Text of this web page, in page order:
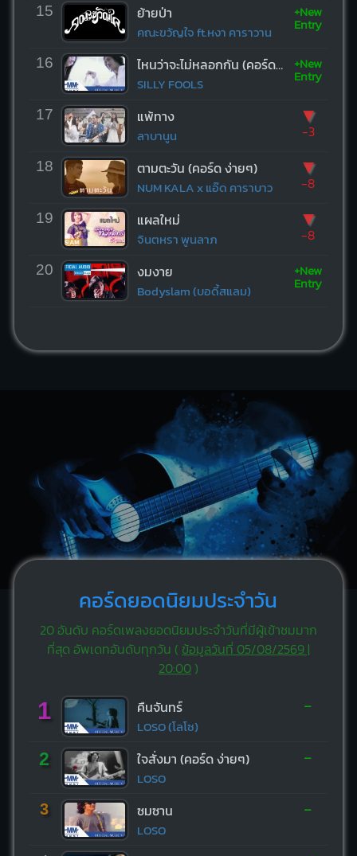
15 ย้ายป่า
คณะขวัญใจ ft.หงา คาราวาน
+New
Entry
16 ไหนว่าจะไม่หลอกกัน (คอร์ด ง่ายๆ)
SILLY FOOLS
+New
Entry
17 แพ้ทาง
ลาบานูน
▼
-3
18 ตามตะวัน (คอร์ด ง่ายๆ)
NUM KALA x แอ๊ด คาราบาว
▼
-8
19 แผลใหม่
จินตหรา พูนลาภ
▼
-8
20 งมงาย
Bodyslam (บอดี้สแลม)
+New
Entry
คอร์ดยอดนิยมประจำวัน
20 อันดับ คอร์ดเพลงยอดนิยมประจำวันที่มีผู้เข้าชมมาก
ที่สุด อัพเดทอันดับทุกวัน ( ข้อมูลวันที่ 05/08/2569 |
20:00)
1 คืนจันทร์
LOSO (โลโซ)
-
2 ใจสั่งมา (คอร์ด ง่ายๆ)
LOSO
-
3 ซมซาน
LOSO
-